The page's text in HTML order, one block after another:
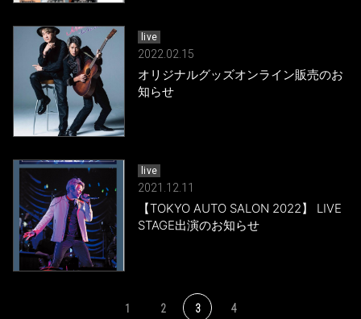
live
2022.02.15
オリジナルグッズオンライン販売のお
知らせ
live
2021.12.11
【TOKYO AUTO SALON 2022】 LIVE
STAGE出演のお知らせ
1 2 3 4